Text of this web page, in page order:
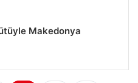
Makedonya